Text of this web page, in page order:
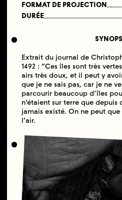
FORMAT DE PROJECTION
DURÉE
Extrait du journal de
1492 : “Ces îles sont très
airs très doux, et il peut y
que je ne sais pas, car je ne
parcourir beaucoup d’îles
n’étaient sur terre que depuis
jamais existé. On ne peut
l’air.